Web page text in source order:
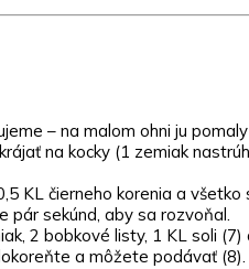
– na malom ohni ju
na kocky (1 zemiak
KL čierneho korenia a
pár sekúnd, aby sa rozvoňal.
2 bobkové listy, 1 KL soli
a môžete podávať (8).